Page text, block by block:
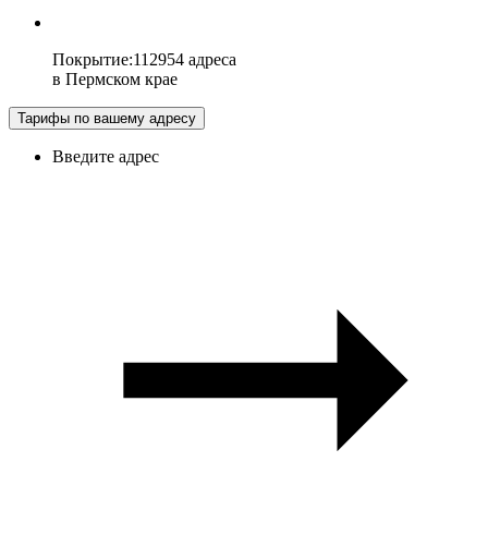
Покрытие:112954 адреса
в Пермском крае
Тарифы по вашему адресу
Введите адрес